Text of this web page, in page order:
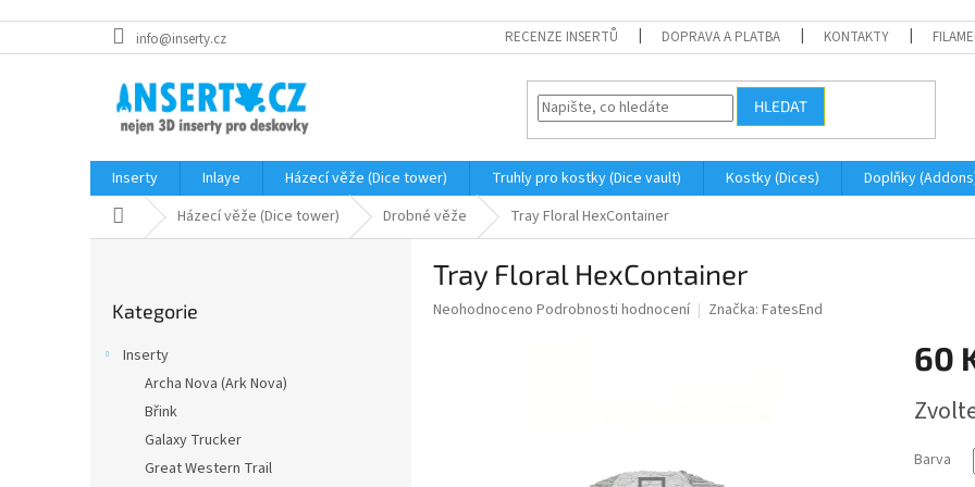
na
info@inserty.cz RECENZE INSERTŮ DOPRAVA A PLATBA KONTAKTY
HLEDAT
Inserty Inlaye Házecí věže (Dice tower) Truhly pro kostky (Dice vault) Kostky (Dices) Doplňky
Domů Házecí věže (Dice tower) Drobné věže Tray Floral HexContainer
kategorie
Kategorie
Inserty
Archa Nova (Ark Nova)
Břink
Galaxy Trucker
Great Western Trail
Tray Floral HexContainer
Průměrné
Neohodnoceno Podrobnosti hodnocení Značka: FatesEnd
60
cena:
Barva